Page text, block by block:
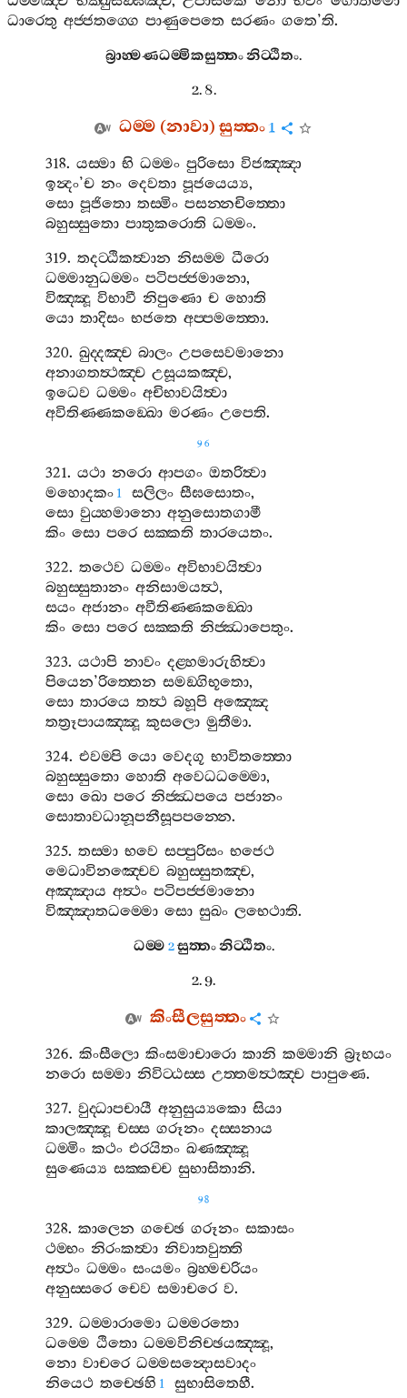
ධාරෙතු අජ‍්ජතග‍්ගෙ පාණුපෙතෙ සරණං ගතෙ’ති.
බ්‍රාහ‍්මණධම‍්මිකසුත‍්තංනිට‍්ඨිතං.
2. 8.
ධම‍්ම (නාවා)සුත‍්තං1
318.යස‍්මා භි ධම‍්මං පුරිසො විජඤ‍්ඤා
ඉන්‍දං’ච නං දෙවතා පූජයෙය්‍ය,
සො පූජිතො තස‍්මිං පසන‍්නචිත‍්තො
බහුස‍්සුතො පාතුකරොති ධම‍්මං.
319.තදට‍්ඨිකත්‍වාන නිසම‍්ම ධීරො
ධම‍්මානුධම‍්මං පටිපජ‍්ජමානො,
විඤ‍්ඤූ විභාවී නිපුණො ච හොති
යො තාදිසං භජතෙ අප‍්පමත‍්තො.
320.ඛුද‍්දඤ‍්ච බාලං උපසෙවමානො
අනාගතත්‍ථඤ‍්ච උසූයකඤ‍්ච,
ඉධෙව ධම‍්මං අචිභාවයිත්‍වා
අවිතිණ‍්ණකඞ‍්ඛො මරණං උපෙති.
96
321.යථා නරො ආපගං ඔතරිත්‍වා
මහොදකං 1 සලිලං සීඝසොතං,
සො වුය‍්හමානො අනුසොතගාමී
කිං සො පරෙ සක‍්කති තාරයෙතං.
322.තථෙව ධම‍්මං අවිභාවයිත්‍වා
බහුස‍්සුතානං අනිසාමයත්‍ථ,
සයං අජානං අවීතිණ‍්ණකඞ‍්ඛො
කිං සො පරෙ සක‍්කති නිජ‍්ඣාපෙතුං.
323.යථාපි නාවං දළ‍්හමාරුහිත්‍වා
පියෙන’රිත‍්තෙන සමඞ‍්ගිභූතො,
සො තාරයෙ තත්‍ථ බහූපි අඤ‍්ඤෙ
තත්‍රූපායඤ‍්ඤූ කුසලො මුතීමා.
324.එවම‍්පි යො වෙදගූ භාවිතත‍්තො
බහුස‍්සුතො හොති අවෙධධම‍්මො,
සො ඛො පරෙ නිජ‍්ඣපයෙ පජානං
සොතාවධානූපනීසූපපන‍්නෙ.
325.තස‍්මා භවෙ සප‍්පුරිසං භජෙථ
මෙධාවිනඤ‍්චෙව බහුස‍්සුතඤ‍්ච,
අඤ‍්ඤාය අත්‍ථං පටිපජ‍්ජමානො
විඤ‍්ඤාතධම‍්මො සො සුඛං ලභෙථාති.
ධම‍්ම 2සුත‍්තංනිට‍්ඨිතං.
2. 9.
කිංසීලසුත‍්තං
326.කිංසීලො කිංසමාචාරො කානි කම‍්මානි බ්‍රූභයං
නරො සම‍්මා නිවිට‍්ඨස‍්ස උත‍්තමත්‍ථඤ‍්ච පාපුණෙ.
327.වුද‍්ධාපචායී අනුසුය්‍යකො සියා
කාලඤ‍්ඤූ චස‍්ස ගරූනං දස‍්සනාය
ධම‍්මිං කථං එරයිතං ඛණඤ‍්ඤූ
සුණෙය්‍ය සක‍්කච‍්ච සුභාසිතානි.
98
328.කාලෙන ගච‍්ඡෙ ගරූනං සකාසං
ථම‍්භං නිරංකත්‍වා නිවාතවුත‍්ති
අත්‍ථං ධම‍්මං සංයමං බ්‍රහ‍්මචරියං
අනුස‍්සරෙ චෙව සමාචරෙ ව.
329.ධම‍්මාරාමො ධම‍්මරතො
ධම‍්මෙ ඨිතො ධම‍්මවිනිච‍්ඡයඤ‍්ඤූ,
නො වාචරෙ ධම‍්මසන්‍දොසවාදං
නියෙථ තච‍්ඡෙහි 1 සුභාසිතෙහී.